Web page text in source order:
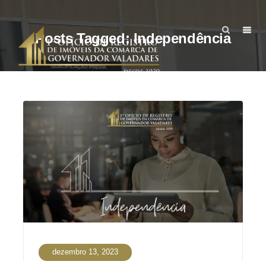
Posts Tagged: Independência
dezembro 13, 2023